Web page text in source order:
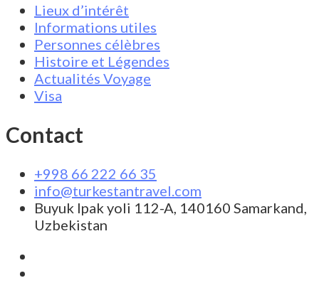
Lieux d’intérêt
Informations utiles
Personnes célèbres
Histoire et Légendes
Actualités Voyage
Visa
Contact
+998 66 222 66 35
info@turkestantravel.com
Buyuk Ipak yoli 112-A, 140160 Samarkand,
Uzbekistan